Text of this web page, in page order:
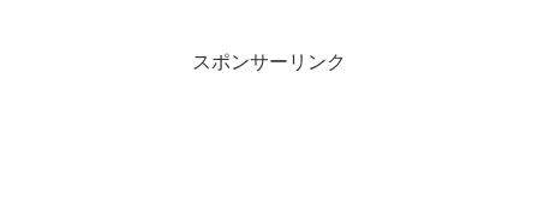
スポンサーリンク